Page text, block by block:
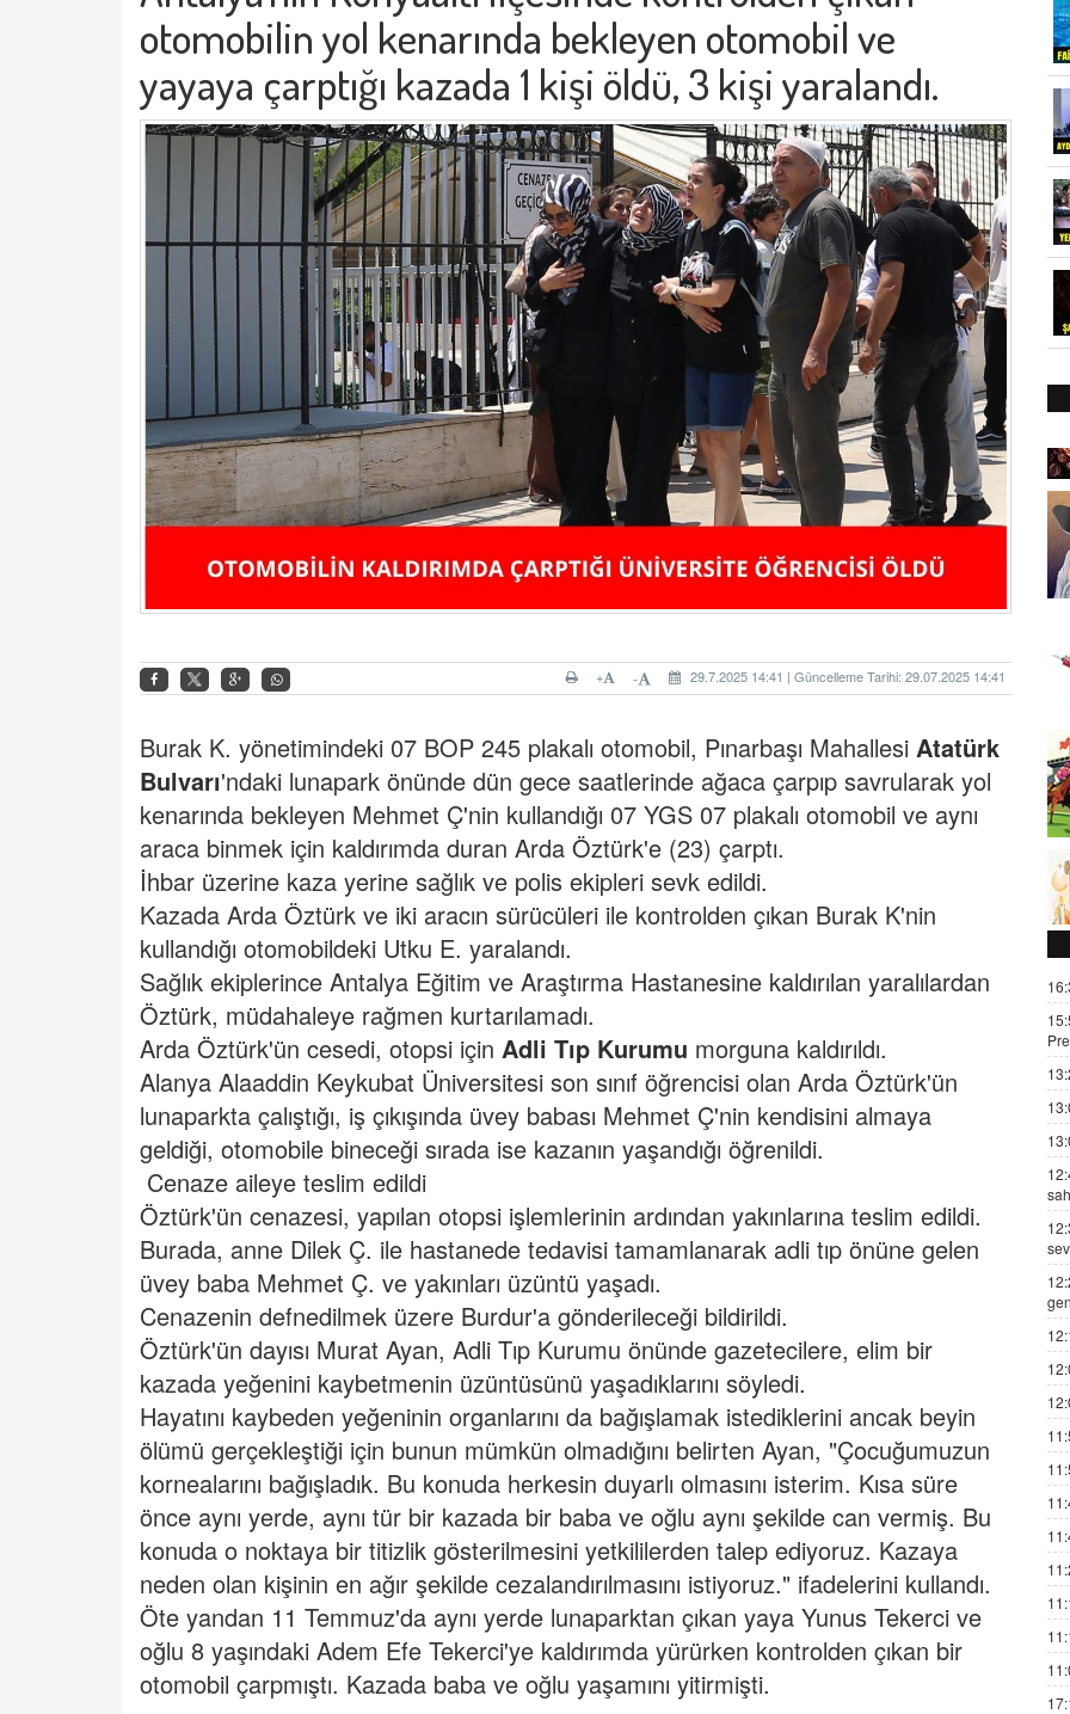
otomobilin yol kenarında bekleyen otomobil ve
yayaya çarptığı kazada 1 kişi öldü, 3 kişi yaralandı.
29.7.2025 14:41 | Güncelleme Tarihi: 29.07.2025 14:41
-
+
Burak K. yönetimindeki 07 BOP 245 plakalı otomobil, Pınarbaşı Mahallesi Atatürk
Bulvarı'ndaki lunapark önünde dün gece saatlerinde ağaca çarpıp savrularak yol
kenarında bekleyen Mehmet Ç'nin kullandığı 07 YGS 07 plakalı otomobil ve aynı
araca binmek için kaldırımda duran Arda Öztürk'e (23) çarptı.
İhbar üzerine kaza yerine sağlık ve polis ekipleri sevk edildi.
Kazada Arda Öztürk ve iki aracın sürücüleri ile kontrolden çıkan Burak K'nin
kullandığı otomobildeki Utku E. yaralandı.
Sağlık ekiplerince Antalya Eğitim ve Araştırma Hastanesine kaldırılan yaralılardan
Öztürk, müdahaleye rağmen kurtarılamadı.
Arda Öztürk'ün cesedi, otopsi için Adli Tıp Kurumu morguna kaldırıldı.
Alanya Alaaddin Keykubat Üniversitesi son sınıf öğrencisi olan Arda Öztürk'ün
lunaparkta çalıştığı, iş çıkışında üvey babası Mehmet Ç'nin kendisini almaya
geldiği, otomobile bineceği sırada ise kazanın yaşandığı öğrenildi.
Cenaze aileye teslim edildi
Öztürk'ün cenazesi, yapılan otopsi işlemlerinin ardından yakınlarına teslim edildi.
Burada, anne Dilek Ç. ile hastanede tedavisi tamamlanarak adli tıp önüne gelen
üvey baba Mehmet Ç. ve yakınları üzüntü yaşadı.
Cenazenin defnedilmek üzere Burdur'a gönderileceği bildirildi.
Öztürk'ün dayısı Murat Ayan, Adli Tıp Kurumu önünde gazetecilere, elim bir
kazada yeğenini kaybetmenin üzüntüsünü yaşadıklarını söyledi.
Hayatını kaybeden yeğeninin organlarını da bağışlamak istediklerini ancak beyin
ölümü gerçekleştiği için bunun mümkün olmadığını belirten Ayan, "Çocuğumuzun
kornealarını bağışladık. Bu konuda herkesin duyarlı olmasını isterim. Kısa süre
önce aynı yerde, aynı tür bir kazada bir baba ve oğlu aynı şekilde can vermiş. Bu
konuda o noktaya bir titizlik gösterilmesini yetkililerden talep ediyoruz. Kazaya
neden olan kişinin en ağır şekilde cezalandırılmasını istiyoruz." ifadelerini kullandı.
Öte yandan 11 Temmuz'da aynı yerde lunaparktan çıkan yaya Yunus Tekerci ve
oğlu 8 yaşındaki Adem Efe Tekerci'ye kaldırımda yürürken kontrolden çıkan bir
otomobil çarpmıştı. Kazada baba ve oğlu yaşamını yitirmişti.